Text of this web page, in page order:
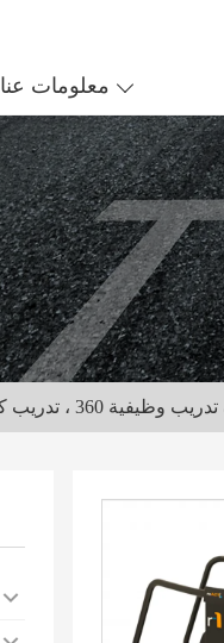
معلومات عنا